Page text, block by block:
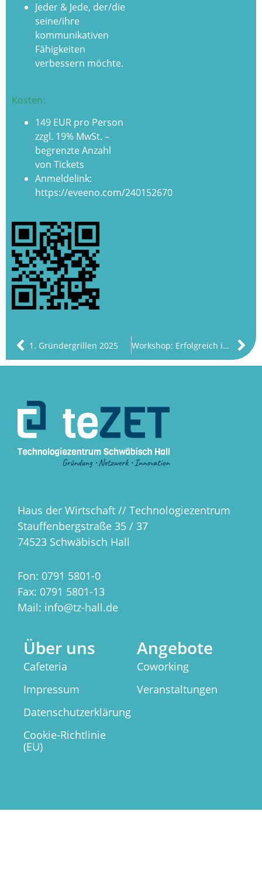
Jeder & Jede, der/die
seine/ihre
kommunikativen
Fähigkeiten
verbessern möchte.
Kosten:
149 EUR pro Person
zzgl. 19% MwSt. –
begrenzte Anzahl
von Tickets
Anmeldelink:
https://eveeno.com/240152670
1. Gründergrillen 2025 Workshop: Erfolgreich im Wettbewerb mit China 12.3.2025
Haus der Wirtschaft // Technologiezentrum
Stauffenbergstraße 35 / 37
74523 Schwäbisch Hall
Fon: 0791 5801-0
Fax: 0791 5801-13
Mail: info@tz-hall.de
Über uns
Cafeteria
Impressum
Datenschutzerklärung
Cookie-Richtlinie
(EU)
Angebote
Coworking
Veranstaltungen